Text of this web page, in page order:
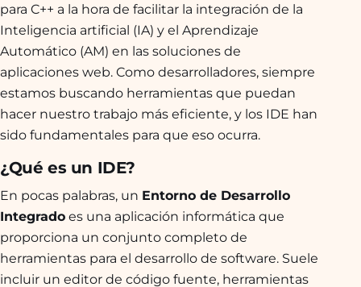
para C++ a la hora de facilitar la integración de la
Inteligencia artificial (IA) y el Aprendizaje
Automático (AM) en las soluciones de
aplicaciones web. Como desarrolladores, siempre
estamos buscando herramientas que puedan
hacer nuestro trabajo más eficiente, y los IDE han
sido fundamentales para que eso ocurra.
¿Qué es un IDE?
En pocas palabras, un Entorno de Desarrollo
Integrado es una aplicación informática que
proporciona un conjunto completo de
herramientas para el desarrollo de software. Suele
incluir un editor de código fuente, herramientas